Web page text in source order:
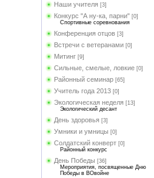
Наши учителя [3]
Конкурс "А ну-ка, парни" [0]
Спортивные соревнования
Конференция отцов [3]
Встречи с ветеранами [0]
Митинг [9]
Сильные, смелые, ловкие [0]
Районный семинар [65]
Учитель года 2013 [0]
Экологическая неделя [13]
Экологический десант
День здоровья [3]
Умники и умницы [0]
Солдатский конверт [0]
Районный конкурс
День Победы [36]
Мероприятия, посвященные Дню
Победы в ВОвойне